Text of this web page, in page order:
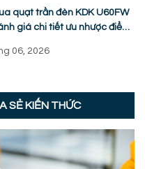
quạt trần đèn KDK U60FW
giá chi tiết ưu nhược điểm
06, 2026
SẺ KIẾN THỨC